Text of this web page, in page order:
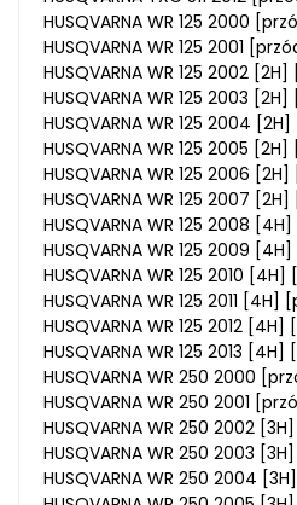
HUSQVARNA WR 125 2000
HUSQVARNA WR 125 2001
HUSQVARNA WR 125 2002
HUSQVARNA WR 125 2003
HUSQVARNA WR 125 2004
HUSQVARNA WR 125 2005
HUSQVARNA WR 125 2006
HUSQVARNA WR 125 2007
HUSQVARNA WR 125 2008
HUSQVARNA WR 125 2009
HUSQVARNA WR 125 2010
HUSQVARNA WR 125 2011
HUSQVARNA WR 125 2012
HUSQVARNA WR 125 2013
HUSQVARNA WR 250 2000
HUSQVARNA WR 250 2001
HUSQVARNA WR 250 2002
HUSQVARNA WR 250 2003
HUSQVARNA WR 250 2004